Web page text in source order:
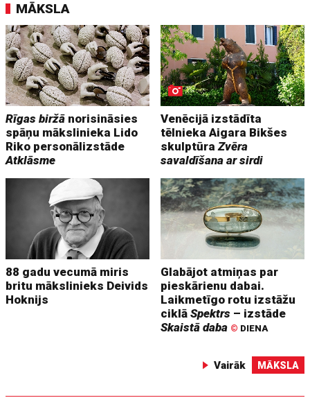
MĀKSLA
Rīgas biržā norisināsies
spāņu mākslinieka Lido
Riko personālizstāde
Atklāsme
Venēcijā izstādīta
tēlnieka Aigara Bikšes
skulptūraZvēra
savaldīšana ar sirdi
88 gadu vecumā miris
britu mākslinieks Deivids
Hoknijs
Glabājot atmiņas par
pieskārienu dabai.
Laikmetīgo rotu izstāžu
ciklāSpektrs – izstāde
Skaistā daba © DIENA
Vairāk MĀKSLA